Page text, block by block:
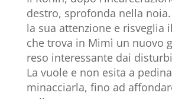
destro, sprofonda nella
la sua attenzione e risveglia
che trova in Mimì un nuovo
reso interessante dai
La vuole e non esita a
minacciarla, fino ad